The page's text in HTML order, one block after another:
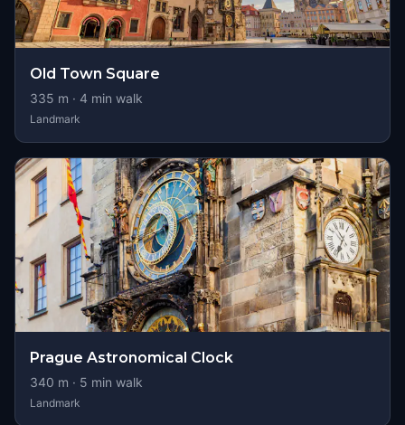
Old Town Square
335 m · 4 min walk
Landmark
Prague Astronomical Clock
340 m · 5 min walk
Landmark